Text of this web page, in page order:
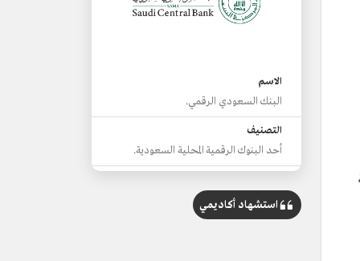
الاسم
البنك السعودي الرقمي.
التصنيف
أحد البنوك الرقمية المحلية السعودية.
11 ذي القعدة 1442هـ/ 23 يونيو 2021م.استشهاد أكاديمي